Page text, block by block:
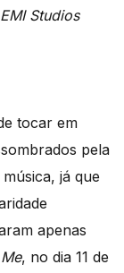
EMI Studios
tocar em
pela
já que
apenas
, no dia 11 de